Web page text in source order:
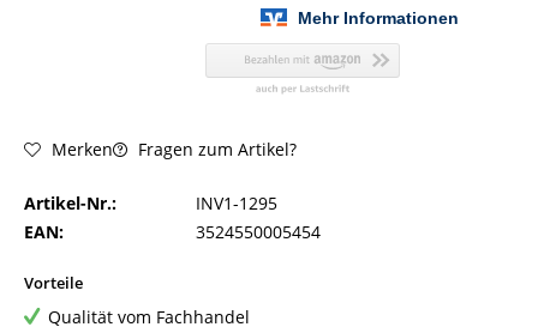
Merken Fragen zum Artikel?
Artikel-Nr.:
INV1-1295
EAN:
3524550005454
Vorteile
Qualität vom Fachhandel